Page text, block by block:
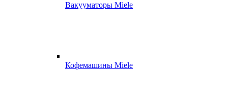
Вакууматоры Miele
Кофемашины Miele